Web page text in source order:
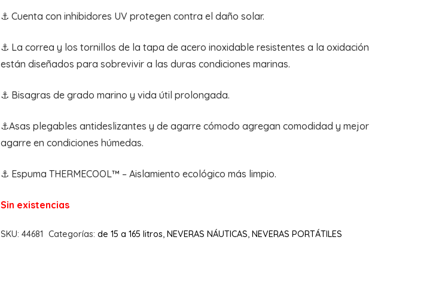
⚓ Cuenta con inhibidores UV protegen contra el daño solar.
⚓ La correa y los tornillos de la tapa de acero inoxidable resistentes a la oxidación
están diseñados para sobrevivir a las duras condiciones marinas.
⚓ Bisagras de grado marino y vida útil prolongada.
⚓Asas plegables antideslizantes y de agarre cómodo agregan comodidad y mejor
agarre en condiciones húmedas.
⚓ Espuma THERMECOOL™ – Aislamiento ecológico más limpio.
Sin existencias
SKU: 44681 Categorías: de 15 a 165 litros NEVERAS NÁUTICAS NEVERAS PORTÁTILES